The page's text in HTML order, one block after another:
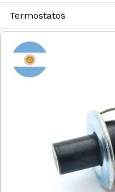
Termostatos